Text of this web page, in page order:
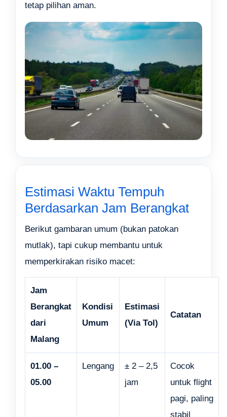
tetap pilihan aman.
Estimasi Waktu Tempuh
Berdasarkan Jam Berangkat
Berikut gambaran umum (bukan patokan
mutlak), tapi cukup membantu untuk
memperkirakan risiko macet:
Jam
Berangkat
dari
Malang
Kondisi
Umum
Estimasi
(Via Tol)
Catatan
01.00 –
05.00
Lengang
± 2 – 2,5
jam
Cocok
untuk flight
pagi, paling
stabil